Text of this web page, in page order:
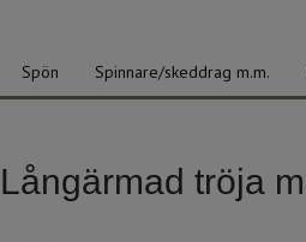
Spön Spinnare/skeddrag m.m.
Långärmad tröja